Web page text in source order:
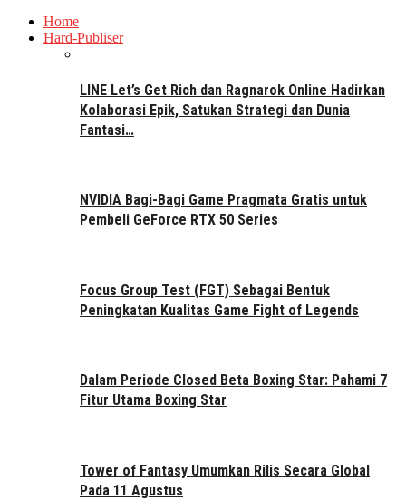
Home
Hard-Publiser
LINE Let’s Get Rich dan Ragnarok Online Hadirkan
Kolaborasi Epik, Satukan Strategi dan Dunia
Fantasi…
NVIDIA Bagi-Bagi Game Pragmata Gratis untuk
Pembeli GeForce RTX 50 Series
Focus Group Test (FGT) Sebagai Bentuk
Peningkatan Kualitas Game Fight of Legends
Dalam Periode Closed Beta Boxing Star: Pahami 7
Fitur Utama Boxing Star
Tower of Fantasy Umumkan Rilis Secara Global
Pada 11 Agustus